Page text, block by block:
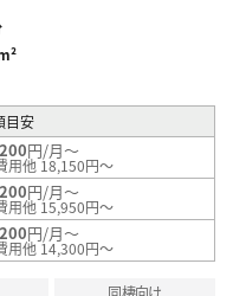
目安
円/月～
用他 18,150円～
円/月～
用他 15,950円～
円/月～
用他 14,300円～
同棲向け